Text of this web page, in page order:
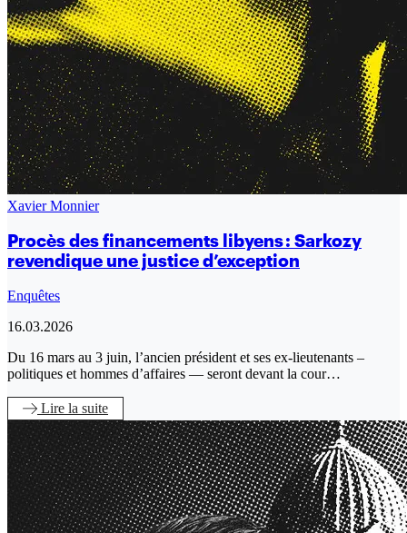
Xavier Monnier
Procès des financements libyens : Sarkozy
revendique une justice d’exception
Enquêtes
16.03.2026
Du 16 mars au 3 juin, l’ancien président et ses ex-lieutenants –
politiques et hommes d’affaires — seront devant la cour…
Lire la suite